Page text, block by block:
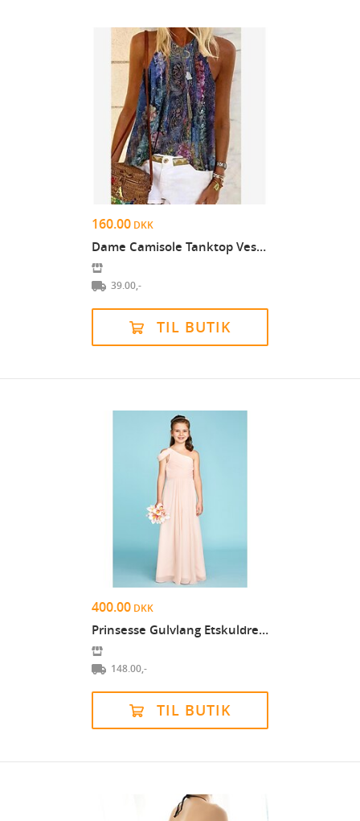
160.00 DKK
Dame Camisole Tanktop Vest Grøn Blå Lilla Blomst T...
39.00,-
TIL BUTIK
400.00 DKK
Prinsesse Gulvlang Etskuldret Chiffon Junior brude...
148.00,-
TIL BUTIK